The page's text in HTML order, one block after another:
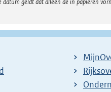
geldt dat alleen de in papieren
E
x
E